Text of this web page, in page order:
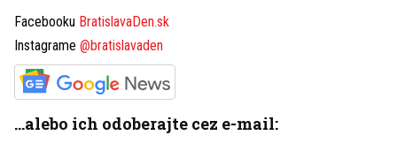
26.7.19.
i Veľký Draždiak sú vhodné na
kúpanie, potvrdili to testy
Facebooku BratislavaDen.sk
Instagrame @bratislavaden
...alebo ich odoberajte cez e-mail: